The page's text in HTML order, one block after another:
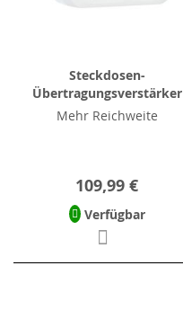
Steckdosen-
Übertragungsverstärker
Mehr Reichweite
109,99 €
Verfügbar